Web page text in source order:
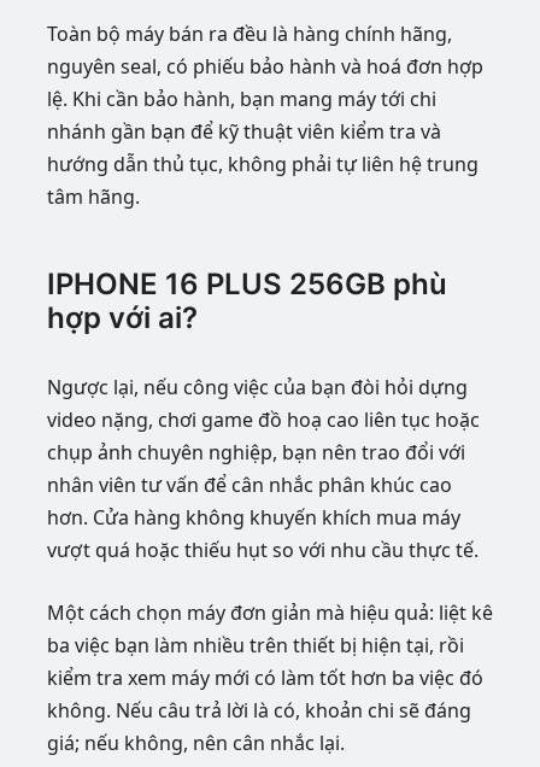
Toàn bộ máy bán ra đều là hàng chính hãng,
nguyên seal, có phiếu bảo hành và hoá đơn hợp
lệ. Khi cần bảo hành, bạn mang máy tới chi
nhánh gần bạn để kỹ thuật viên kiểm tra và
hướng dẫn thủ tục, không phải tự liên hệ trung
tâm hãng.
IPHONE 16 PLUS 256GB phù
hợp với ai?
Ngược lại, nếu công việc của bạn đòi hỏi dựng
video nặng, chơi game đồ hoạ cao liên tục hoặc
chụp ảnh chuyên nghiệp, bạn nên trao đổi với
nhân viên tư vấn để cân nhắc phân khúc cao
hơn. Cửa hàng không khuyến khích mua máy
vượt quá hoặc thiếu hụt so với nhu cầu thực tế.
Một cách chọn máy đơn giản mà hiệu quả: liệt kê
ba việc bạn làm nhiều trên thiết bị hiện tại, rồi
kiểm tra xem máy mới có làm tốt hơn ba việc đó
không. Nếu câu trả lời là có, khoản chi sẽ đáng
giá; nếu không, nên cân nhắc lại.